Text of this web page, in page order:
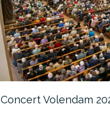
Concert Volendam